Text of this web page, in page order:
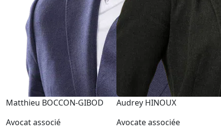
Matthieu BOCCON-GIBOD
Avocat associé
Audrey HINOUX
Avocate associée